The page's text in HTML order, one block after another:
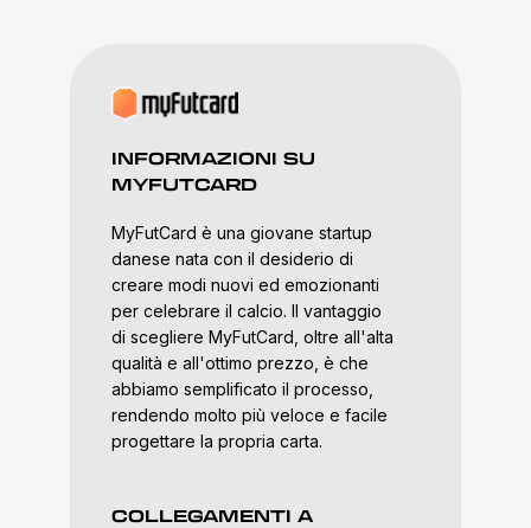
INFORMAZIONI SU
MYFUTCARD
MyFutCard è una giovane startup
danese nata con il desiderio di
creare modi nuovi ed emozionanti
per celebrare il calcio. Il vantaggio
di scegliere MyFutCard, oltre all'alta
qualità e all'ottimo prezzo, è che
abbiamo semplificato il processo,
rendendo molto più veloce e facile
progettare la propria carta.
COLLEGAMENTI A